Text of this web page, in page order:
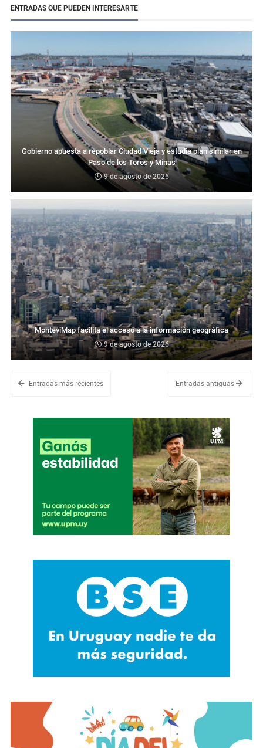
ENTRADAS QUE PUEDEN INTERESARTE
Gobierno apuesta a repoblar Ciudad Vieja y estudia plan similar en
Paso de los Toros y Minas
9 de agosto de 2026
MonteviMap facilita el acceso a la información geográfica
9 de agosto de 2026
Entradas más recientes Entradas antiguas